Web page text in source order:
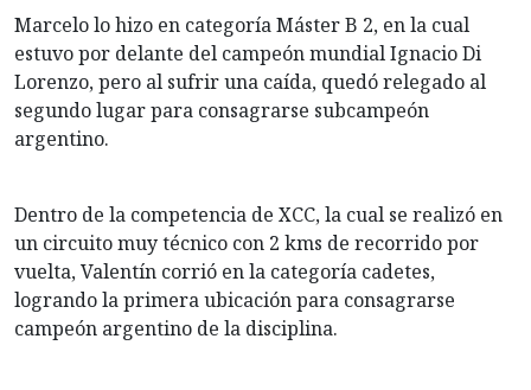
Marcelo lo hizo en categoría Máster B 2, en la cual
estuvo por delante del campeón mundial Ignacio Di
Lorenzo, pero al sufrir una caída, quedó relegado al
segundo lugar para consagrarse subcampeón
argentino.
Dentro de la competencia de XCC, la cual se realizó en
un circuito muy técnico con 2 kms de recorrido por
vuelta, Valentín corrió en la categoría cadetes,
logrando la primera ubicación para consagrarse
campeón argentino de la disciplina.